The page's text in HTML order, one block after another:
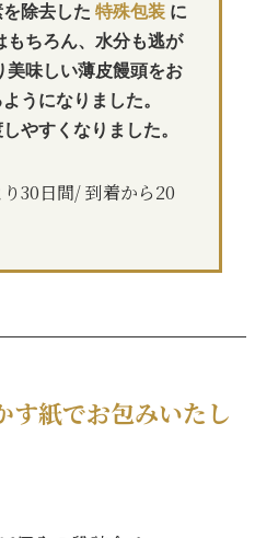
除去した 特殊包装 に
もちろん、水分も逃が
美味しい薄皮饅頭をお
うになりました。
やすくなりました。
30日間/ 到着から20
す紙でお包みいたし